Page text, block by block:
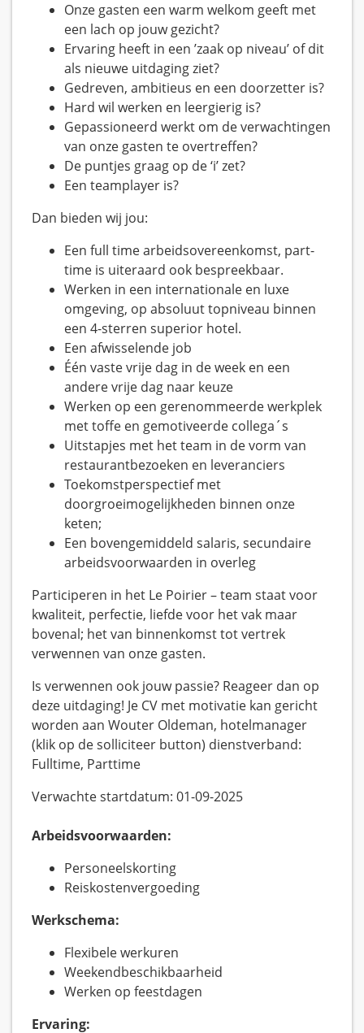
Onze gasten een warm welkom geeft met
een lach op jouw gezicht?
Ervaring heeft in een ’zaak op niveau’ of dit
als nieuwe uitdaging ziet?
Gedreven, ambitieus en een doorzetter is?
Hard wil werken en leergierig is?
Gepassioneerd werkt om de verwachtingen
van onze gasten te overtreffen?
De puntjes graag op de ‘i’ zet?
Een teamplayer is?
Dan bieden wij jou:
Een full time arbeidsovereenkomst, part-
time is uiteraard ook bespreekbaar.
Werken in een internationale en luxe
omgeving, op absoluut topniveau binnen
een 4-sterren superior hotel.
Een afwisselende job
Één vaste vrije dag in de week en een
andere vrije dag naar keuze
Werken op een gerenommeerde werkplek
met toffe en gemotiveerde collega´s
Uitstapjes met het team in de vorm van
restaurantbezoeken en leveranciers
Toekomstperspectief met
doorgroeimogelijkheden binnen onze
keten;
Een bovengemiddeld salaris, secundaire
arbeidsvoorwaarden in overleg
Participeren in het Le Poirier – team staat voor
kwaliteit, perfectie, liefde voor het vak maar
bovenal; het van binnenkomst tot vertrek
verwennen van onze gasten.
Is verwennen ook jouw passie? Reageer dan op
deze uitdaging! Je CV met motivatie kan gericht
worden aan Wouter Oldeman, hotelmanager
(klik op de solliciteer button) dienstverband:
Fulltime, Parttime
Verwachte startdatum: 01-09-2025
Arbeidsvoorwaarden:
Personeelskorting
Reiskostenvergoeding
Werkschema:
Flexibele werkuren
Weekendbeschikbaarheid
Werken op feestdagen
Ervaring: